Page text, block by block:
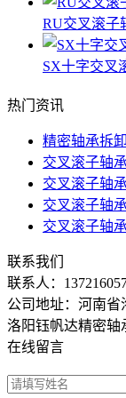
RU交叉滚子
SX十字交叉
热门资讯
精密轴承拆
交叉滚子轴
交叉滚子轴
交叉滚子轴
交叉滚子轴
联系我们
联系人：
公司地址：河南省
洛阳钰帆达精密轴
在线留言